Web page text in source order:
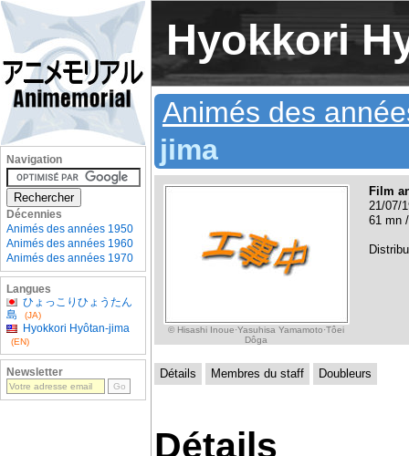
Hyokkori
Animés des
jima
© Hisashi Inoue·Yasuhisa Yamamoto·Tôei
Dôga
Film
21/07/
61 mn
Détails Membres du staff Doubleurs
Détails
Navigation
Décennies
Animés des années 1950
Animés des années 1960
Animés des années 1970
Langues
ひょっこりひょうたん
島
(JA)
Hyokkori Hyôtan-jima
(EN)
Newsletter